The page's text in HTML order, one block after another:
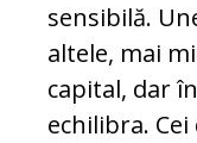
sensibilă.
altele, mai
ca­pital, dar
echi­libra.